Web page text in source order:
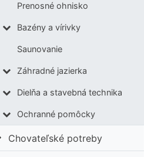
Prenosné ohnisko
Bazény a vírivky
Saunovanie
Záhradné jazierka
Dielňa a stavebná technika
Ochranné pomôcky
Chovateľské potreby